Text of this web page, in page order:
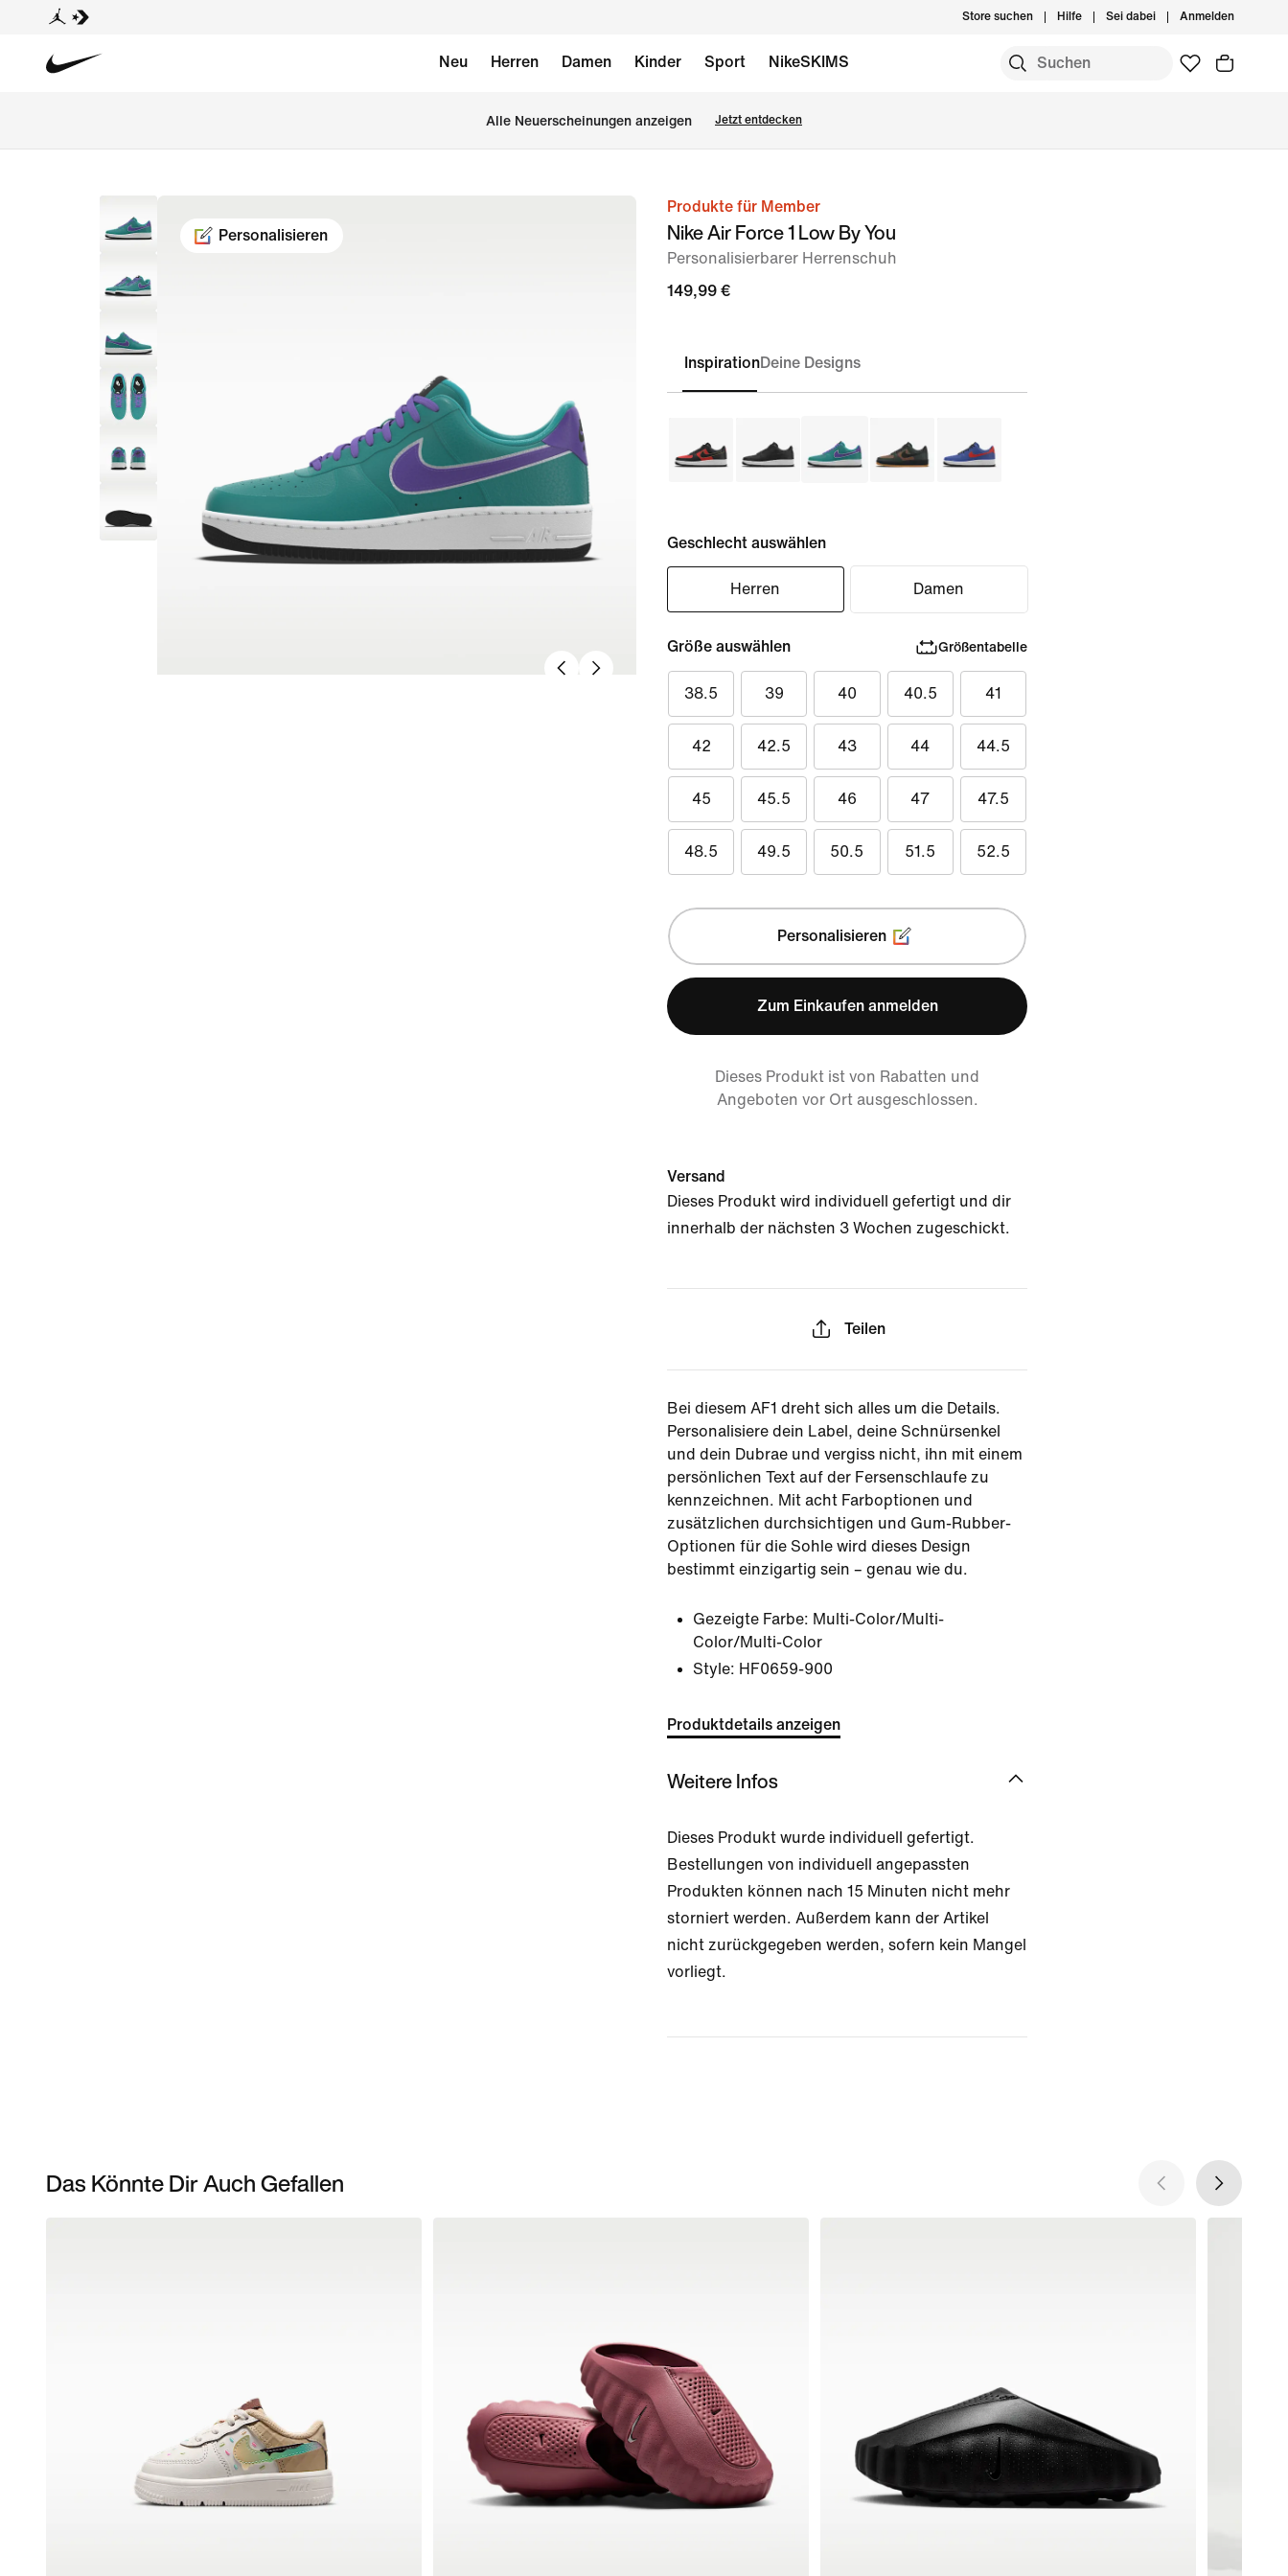
Store suchen Hilfe Sei dabei Anmelden
Neu Herren Damen Kinder Sport NikeSKIMS
Alle Neuerscheinungen anzeigen Jetzt entdecken
Bild 1
Personalisieren
Produkte für Member
Nike Air Force 1 Low By You
Personalisierbarer Herrenschuh
149,99 €
InspirationDeine Designs
Geschlecht auswählen
Herren Damen
Größe auswählen Größentabelle
38.5 39 40 40.5 41
42 42.5 43 44 44.5
45 45.5 46 47 47.5
48.5 49.5 50.5 51.5 52.5
Personalisieren
Zum Einkaufen anmelden
Dieses Produkt ist von Rabatten und
Angeboten vor Ort ausgeschlossen.
Versand
Dieses Produkt wird individuell gefertigt und dir
innerhalb der nächsten 3 Wochen zugeschickt.
Teilen
Bei diesem AF1 dreht sich alles um die Details.
Personalisiere dein Label, deine Schnürsenkel
und dein Dubrae und vergiss nicht, ihn mit einem
persönlichen Text auf der Fersenschlaufe zu
kennzeichnen. Mit acht Farboptionen und
zusätzlichen durchsichtigen und Gum-Rubber-
Optionen für die Sohle wird dieses Design
bestimmt einzigartig sein – genau wie du.
Gezeigte Farbe: Multi-Color/Multi-
Color/Multi-Color
Style: HF0659-900
Produktdetails anzeigen
Weitere Infos
Dieses Produkt wurde individuell gefertigt.
Bestellungen von individuell angepassten
Produkten können nach 15 Minuten nicht mehr
storniert werden. Außerdem kann der Artikel
nicht zurückgegeben werden, sofern kein Mangel
vorliegt.
Das Könnte Dir Auch Gefallen